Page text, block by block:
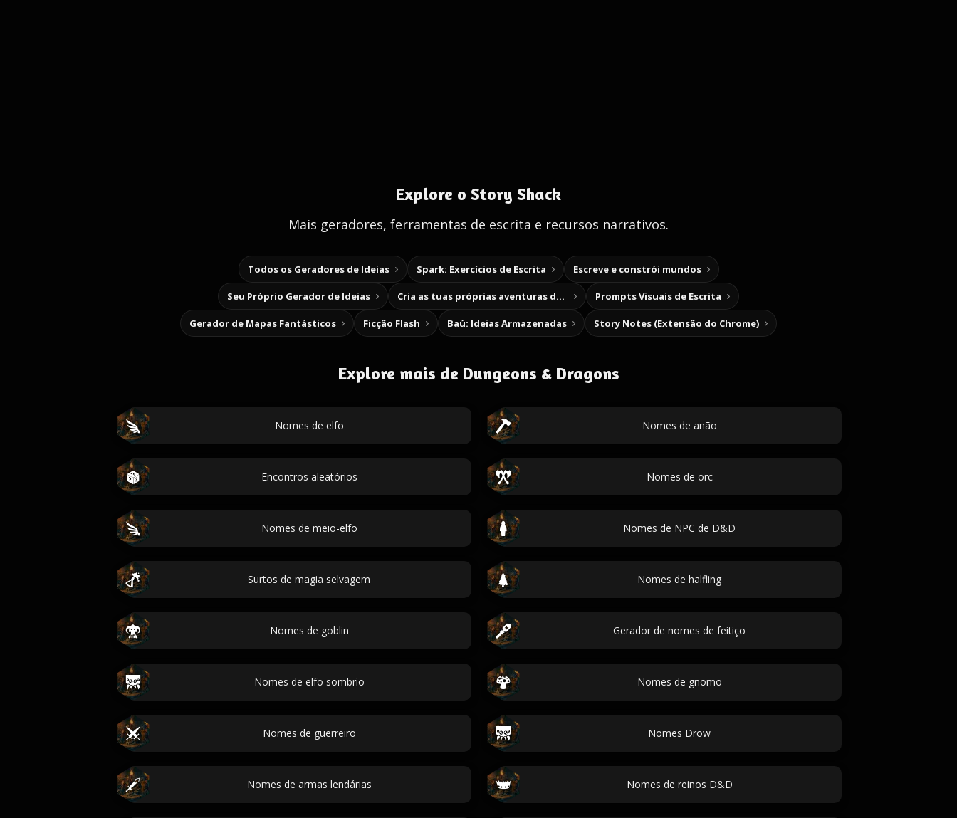
Explore o Story Shack
Mais geradores, ferramentas de escrita e recursos narrativos.
Todos os Geradores de Ideias Spark: Exercícios de Escrita Escreve e constrói mundos
Seu Próprio Gerador de Ideias Cria as tuas próprias aventuras de escolha Prompts Visuais de Escrita
Gerador de Mapas Fantásticos Ficção Flash Baú: Ideias Armazenadas Story Notes (Extensão do Chrome)
Explore mais de Dungeons & Dragons
Nomes de elfo Nomes de anão
Encontros aleatórios Nomes de orc
Nomes de meio-elfo Nomes de NPC de D&D
Surtos de magia selvagem Nomes de halfling
Nomes de goblin Gerador de nomes de feitiço
Nomes de elfo sombrio Nomes de gnomo
Nomes de guerreiro Nomes Drow
Nomes de armas lendárias Nomes de reinos D&D